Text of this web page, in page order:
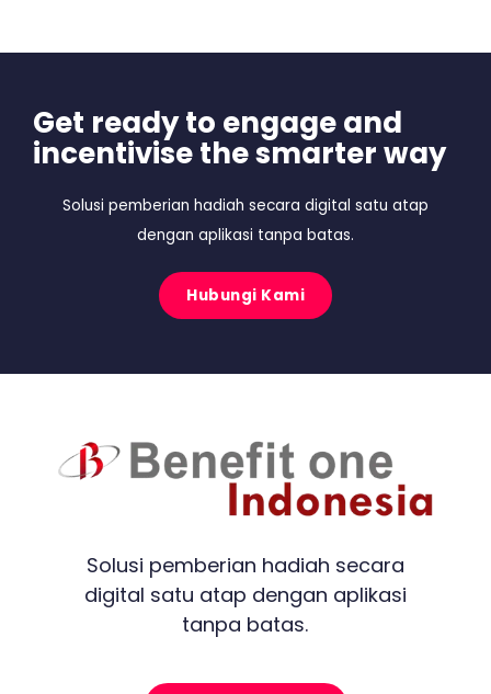
Get ready to engage and
incentivise the smarter way
Solusi pemberian hadiah secara digital satu atap
dengan aplikasi tanpa batas.
Hubungi Kami
Solusi pemberian hadiah secara
digital satu atap dengan aplikasi
tanpa batas.